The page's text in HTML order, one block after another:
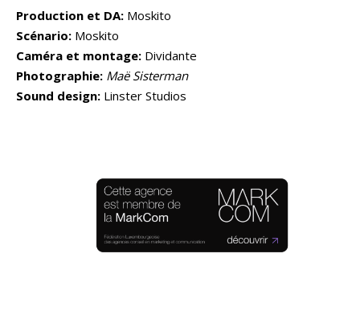
Production et DA: Moskito
Scénario: Moskito
Caméra et montage: Dividante
Photographie: Maë Sisterman
Sound design: Linster Studios